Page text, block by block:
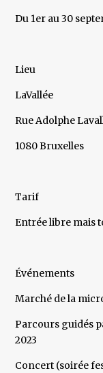
Du 1er au 30
Lieu
LaVallée
Rue Adolphe
1080 Bruxelles
Tarif
Entrée libre mais
Événements
Marché de la
Parcours guidés
2023
Concert (soirée